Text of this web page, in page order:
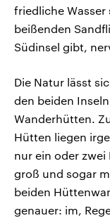
friedliche Wasser
beißenden
Südinsel gibt,
Die Natur lässt
den beiden
Wanderhütten.
Hütten liegen
nur ein oder
groß und sogar
beiden
genauer: im,